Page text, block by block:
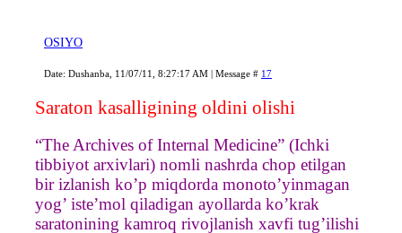
OSIYO
Date: Dushanba, 11/07/11, 8:27:17 AM | Message # 17
Saraton kasalligining oldini olishi
“The Archives of Internal Medicine” (Ichki
tibbiyot arxivlari) nomli nashrda chop etilgan
bir izlanish ko’p miqdorda monoto’yinmagan
yog’ iste’mol qiladigan ayollarda ko’krak
saratonining kamroq rivojlanish xavfi tug’ilishi